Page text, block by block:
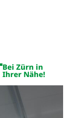
Bei Zürn in
Ihrer Nähe!